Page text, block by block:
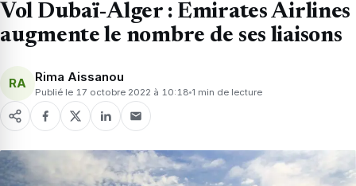
Vol Dubaï-Alger : Emirates Airlines
augmente le nombre de ses liaisons
RA Rima Aissanou
Publié le 17 octobre 2022 à 10:18 1 min de lecture